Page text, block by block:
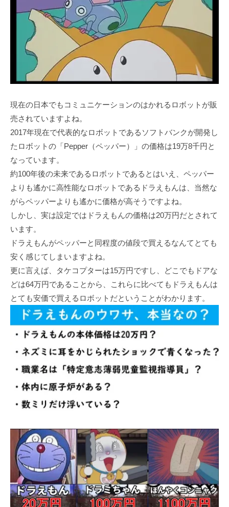
現在の日本でもコミュニケーションのはかれるロボットが販
売されていますよね。
2017年現在で代表的なロボットであるソフトバンクが開発し
たロボットの「Pepper（ペッパー）」の価格は19万8千円と
なっています。
約100年後の未来であるロボットであるとはいえ、ペッパー
よりも遙かに高性能なロボットであるドラえもんは、当然な
がらペッパーよりも遙かに価格が高そうですよね。
しかし、実は設定ではドラえもんの価格は20万円だとされて
います。
ドラえもんがペッパーと同程度の値段で買えるなんてとても
安く感じてしまいますよね。
更に言えば、タケコプターは15万円ですし、どこでもドアな
どは64万円であることから、これらに比べてもドラえもんは
とても安価で買えるロボットだということがわかります。